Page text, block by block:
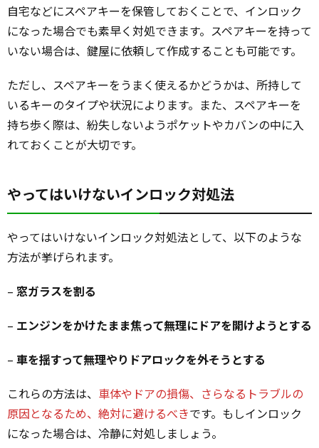
自宅などにスペアキーを保管しておくことで、インロック
になった場合でも素早く対処できます。スペアキーを持って
いない場合は、鍵屋に依頼して作成することも可能です。
ただし、スペアキーをうまく使えるかどうかは、所持して
いるキーのタイプや状況によります。また、スペアキーを
持ち歩く際は、紛失しないようポケットやカバンの中に入
れておくことが大切です。
やってはいけないインロック対処法
やってはいけないインロック対処法として、以下のような
方法が挙げられます。
– 窓ガラスを割る
– エンジンをかけたまま焦って無理にドアを開けようとする
– 車を揺すって無理やりドアロックを外そうとする
これらの方法は、 車体やドアの損傷、さらなるトラブルの
原因となるため、絶対に避けるべきです。もしインロック
になった場合は、冷静に対処しましょう。